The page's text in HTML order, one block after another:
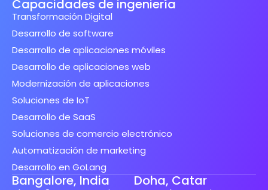
Capacidades de ingeniería
Transformación Digital
Desarrollo de software
Desarrollo de aplicaciones móviles
Desarrollo de aplicaciones web
Modernización de aplicaciones
Soluciones de IoT
Desarrollo de SaaS
Soluciones de comercio electrónico
Automatización de marketing
Desarrollo en GoLang
Bangalore, India Doha, Catar